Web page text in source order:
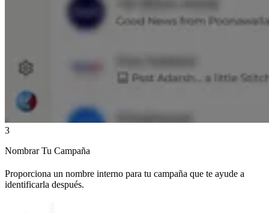
3
Nombrar Tu Campaña
Proporciona un nombre interno para tu campaña que te ayude a
identificarla después.